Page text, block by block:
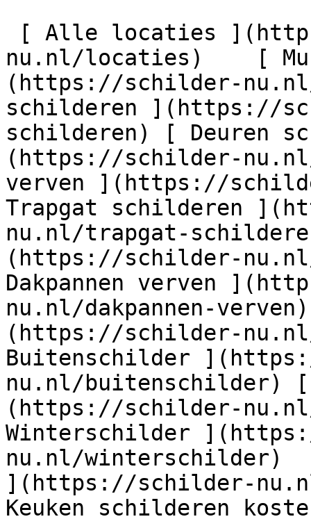
nu.nl/locaties)    [
(https://schilder-
schilderen ](https://
schilderen) [ Deuren
(https://schilder-
verven ](https://
Trapgat schilderen
nu.nl/trapgat-
(https://schilder-
Dakpannen verven
nu.nl/dakpannen-
(https://schilder-
Buitenschilder
nu.nl/buitenschilder)
(https://schilder-
Winterschilder
nu.nl/winterschilder)
](https://schilder-
Keuken schilderen